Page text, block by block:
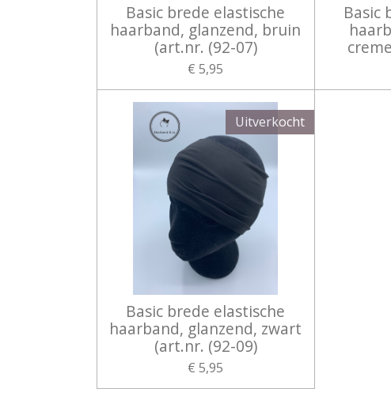
Basic brede elastische
haarband, glanzend, bruin
(art.nr. (92-07)
€ 5,95
Basic
Uitverkocht
Basic brede elastische
haarband, glanzend, zwart
(art.nr. (92-09)
€ 5,95